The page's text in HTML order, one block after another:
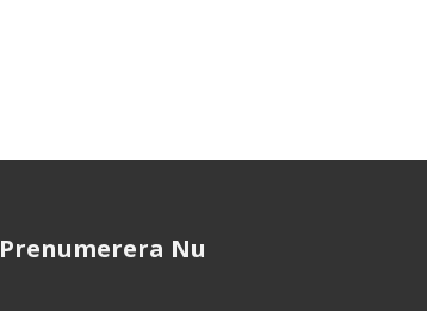
Prenumerera Nu